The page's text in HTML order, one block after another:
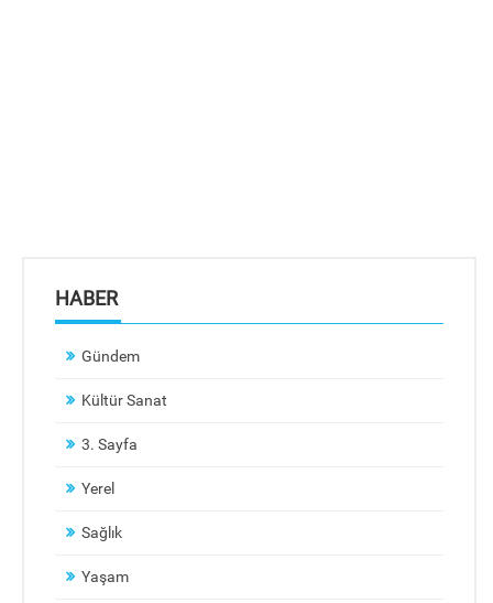
HABER
Gündem
Kültür Sanat
3. Sayfa
Yerel
Sağlık
Yaşam